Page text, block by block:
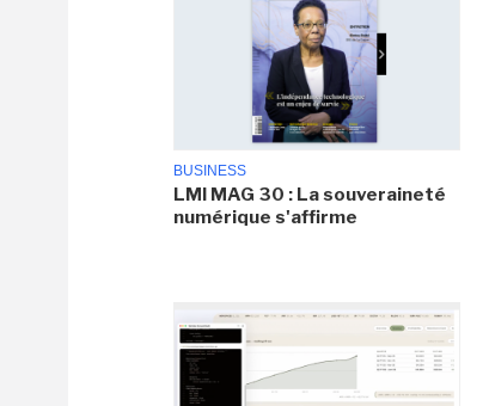
BUSINESS
LMI MAG 30 : La souveraineté
numérique s'affirme